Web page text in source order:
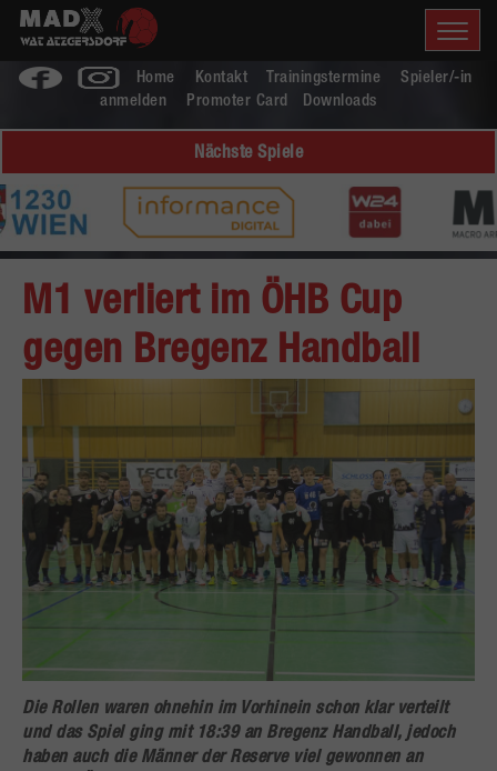
Home Kontakt Trainingstermine
Spieler/-in
anmelden
Promoter Card Downloads
Nächste Spiele
M1 verliert im ÖHB Cup
gegen Bregenz Handball
Die Rollen waren ohnehin im Vorhinein schon klar verteilt
und das Spiel ging mit 18:39 an Bregenz Handball, jedoch
haben auch die Männer der Reserve viel gewonnen an